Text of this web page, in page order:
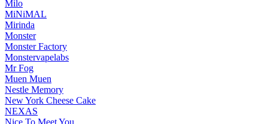
Milo
MiNiMAL
Mirinda
Monster
Monster Factory
Monstervapelabs
Mr Fog
Muen Muen
Nestle Memory
New York Cheese Cake
NEXAS